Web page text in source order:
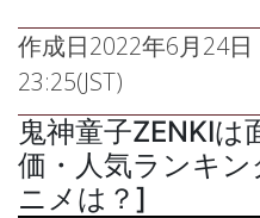
作成日2022年6月24日
23:25(JST)
鬼神童子ZENKI
価・人気ランキ
ニメは？]